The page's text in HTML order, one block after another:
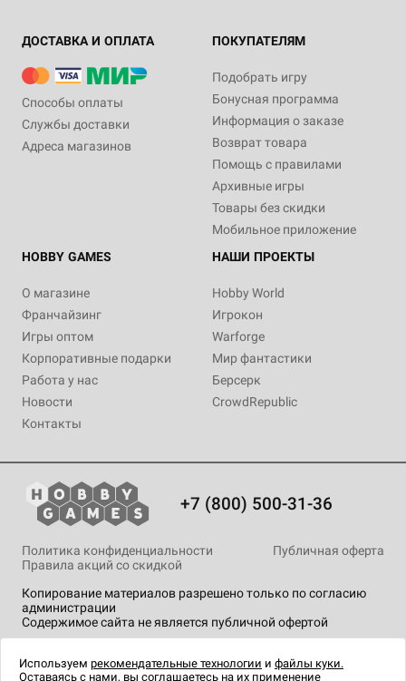
ДОСТАВКА И ОПЛАТА
Способы оплаты
Службы доставки
Адреса магазинов
ПОКУПАТЕЛЯМ
Подобрать игру
Бонусная программа
Информация о заказе
Возврат товара
Помощь с правилами
Архивные игры
Товары без скидки
Мобильное приложение
HOBBY GAMES
О магазине
Франчайзинг
Игры оптом
Корпоративные подарки
Работа у нас
Новости
Контакты
НАШИ ПРОЕКТЫ
Hobby World
Игрокон
Warforge
Мир фантастики
Берсерк
CrowdRepublic
+7 (800) 500-31-36
Копирование материалов разрешено только по согласию
администрации
Содержимое сайта не является публичной офертой
Политика конфиденциальности
Публичная оферта
Правила акций со скидкой
технологии .
Используем рекомендательные технологии и файлы куки.
Оставаясь с нами, вы соглашаетесь на их применение